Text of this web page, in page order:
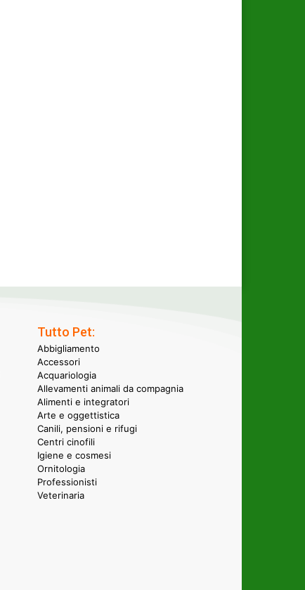
Tutto Pet:
Abbigliamento
Accessori
Acquariologia
Allevamenti animali da compagnia
Alimenti e integratori
Arte e oggettistica
Canili, pensioni e rifugi
Centri cinofili
Igiene e cosmesi
Ornitologia
Professionisti
Veterinaria